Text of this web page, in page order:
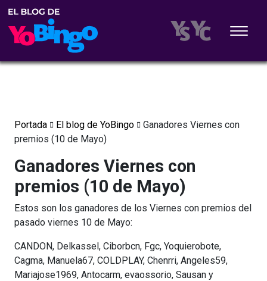
Portada El blog de YoBingo
Ganadores Viernes con
premios (10 de Mayo)
Ganadores Viernes con
premios (10 de Mayo)
Estos son los ganadores de los Viernes con premios del
pasado viernes 10 de Mayo:
CANDON, Delkassel, Ciborbcn, Fgc, Yoquierobote,
Cagma, Manuela67, COLDPLAY, Chenrri, Angeles59,
Mariajose1969, Antocarm, evaossorio, Sausan y